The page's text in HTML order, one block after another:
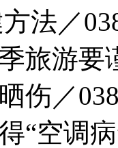
法／
旅游要
伤／
“空调